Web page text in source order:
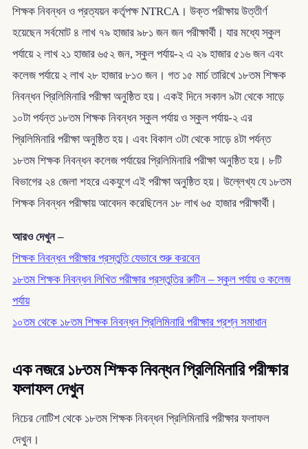
শিক্ষক নিবন্ধন ও প্রত্যয়ন কর্তৃপক্ষ NTRCA। উক্ত পরীক্ষায় উত্তীর্ণ
হয়েছেন সর্বমোট ৪ লাখ ৭৯ হাজার ৯৮১ জন জন পরীক্ষার্থী। যার মধ্যে স্কুল
পর্যায়ে ২ লাখ ২১ হাজার ৬৫২ জন, স্কুল পর্যায়-২ এ ২৯ হাজার ৫১৬ জন এবং
কলেজ পর্যায়ে ২ লাখ ২৮ হাজার ৮১৩ জন। গত ১৫ মার্চ তারিখে ১৮তম শিক্ষক
নিবন্ধন প্রিলিমিনারি পরীক্ষা অনুষ্ঠিত হয়। একই দিনে সকাল ৯টা থেকে সাড়ে
১০টা পর্যন্ত ১৮তম শিক্ষক নিবন্ধন স্কুল পর্যায় ও স্কুল পর্যায়-২ এর
প্রিলিমিনারি পরীক্ষা অনুষ্ঠিত হয়। এবং বিকাল ৩টা থেকে সাড়ে ৪টা পর্যন্ত
১৮তম শিক্ষক নিবন্ধন কলেজ পর্যায়ের প্রিলিমিনারি পরীক্ষা অনুষ্ঠিত হয়। ৮টি
বিভাগের ২৪ জেলা শহরে একযুগে এই পরীক্ষা অনুষ্ঠিত হয়। উল্লেখ্য যে ১৮তম
শিক্ষক নিবন্ধন পরীক্ষায় আবেদন করেছিলেন ১৮ লাখ ৬৫ হাজার পরীক্ষার্থী।
আরও দেখুন –
শিক্ষক নিবন্ধন পরীক্ষার প্রস্তুতি যেভাবে শুরু করবেন
১৮তম শিক্ষক নিবন্ধন লিখিত পরীক্ষার প্রস্তুতির রুটিন – স্কুল পর্যায় ও কলেজ
পর্যায়
১০তম থেকে ১৮তম শিক্ষক নিবন্ধন প্রিলিমিনারি পরীক্ষার প্রশ্ন সমাধান
এক নজরে ১৮তম শিক্ষক নিবন্ধন প্রিলিমিনারি পরীক্ষার
ফলাফল দেখুন
নিচের নোটিশ থেকে ১৮তম শিক্ষক নিবন্ধন প্রিলিমিনারি পরীক্ষার ফলাফল
দেখুন।